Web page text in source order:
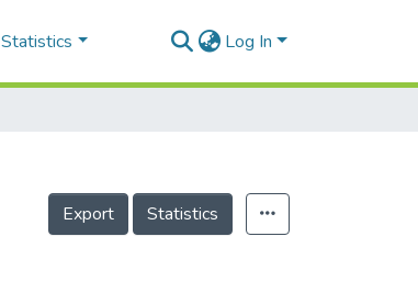
Statistics Log In
Export Statistics